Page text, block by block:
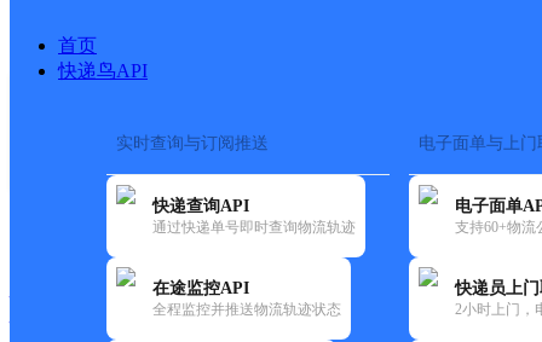
首页
快递鸟API
实时查询与订阅推送
快递查询API
通过快递单号即时查询物流轨迹
在途监控API
全程监控并推送物流轨迹状态
电子面单与上门
电子面单
支持60+物流
快递员上
2小时上门，
快运大全 快递时效